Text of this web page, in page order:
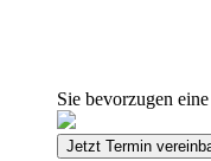
Sie bevorzugen
Jetzt Termin